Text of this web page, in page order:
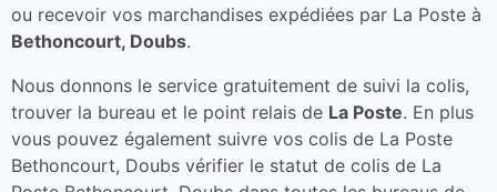
ou recevoir vos marchandises expédiées par La Poste à
Bethoncourt, Doubs.
Nous donnons le service gratuitement de suivi la colis,
trouver la bureau et le point relais de La Poste. En plus
vous pouvez également suivre vos colis de La Poste
Bethoncourt, Doubs vérifier le statut de colis de La